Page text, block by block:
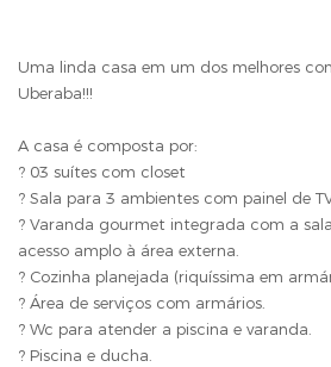
Uma linda casa em um dos melhores
Uberaba!!!
A casa é composta por:
? 03 suítes com closet
? Sala para 3 ambientes com painel de
? Varanda gourmet integrada com a
acesso amplo à área externa.
? Cozinha planejada (riquíssima em
? Área de serviços com armários.
? Wc para atender a piscina e varanda.
? Piscina e ducha.